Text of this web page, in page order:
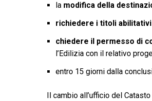
la modifica della
richiedere i titoli abilitativi
chiedere il permesso di
l’Edilizia con il relativo
entro 15 giorni dalla
Il cambio all’ufficio del